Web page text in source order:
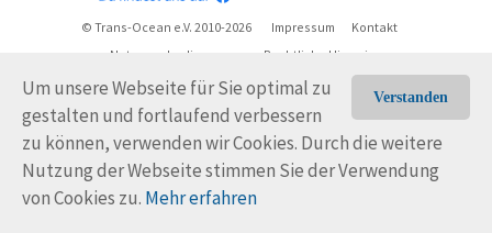
Verstanden
Um unsere Webseite für Sie optimal zu
gestalten und fortlaufend verbessern
zu können, verwenden wir Cookies. Durch die weitere
Nutzung der Webseite stimmen Sie der Verwendung
von Cookies zu. Mehr erfahren
© Trans-Ocean e.V. 2010-2026 Impressum
Kontakt
Nutzungsbedingungen
Rechtliche Hinweise